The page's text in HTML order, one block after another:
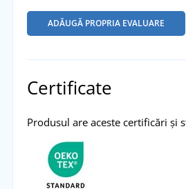
ADĂUGĂ PROPRIA EVALUARE
Certificate
Produsul are aceste certificări și